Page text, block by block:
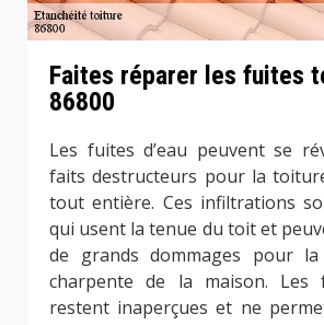
Faites réparer les fuites
86800
Les fuites d’eau peuvent se
faits destructeurs pour la
tout entière. Ces infiltrations
qui usent la tenue du toit et
de grands dommages pour
charpente de la maison.
restent inaperçues et ne